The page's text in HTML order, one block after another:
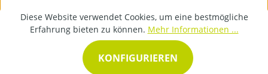
Diese Website verwendet Cookies, um eine bestmögliche
Erfahrung bieten zu können. Mehr Informationen ...
KONFIGURIEREN